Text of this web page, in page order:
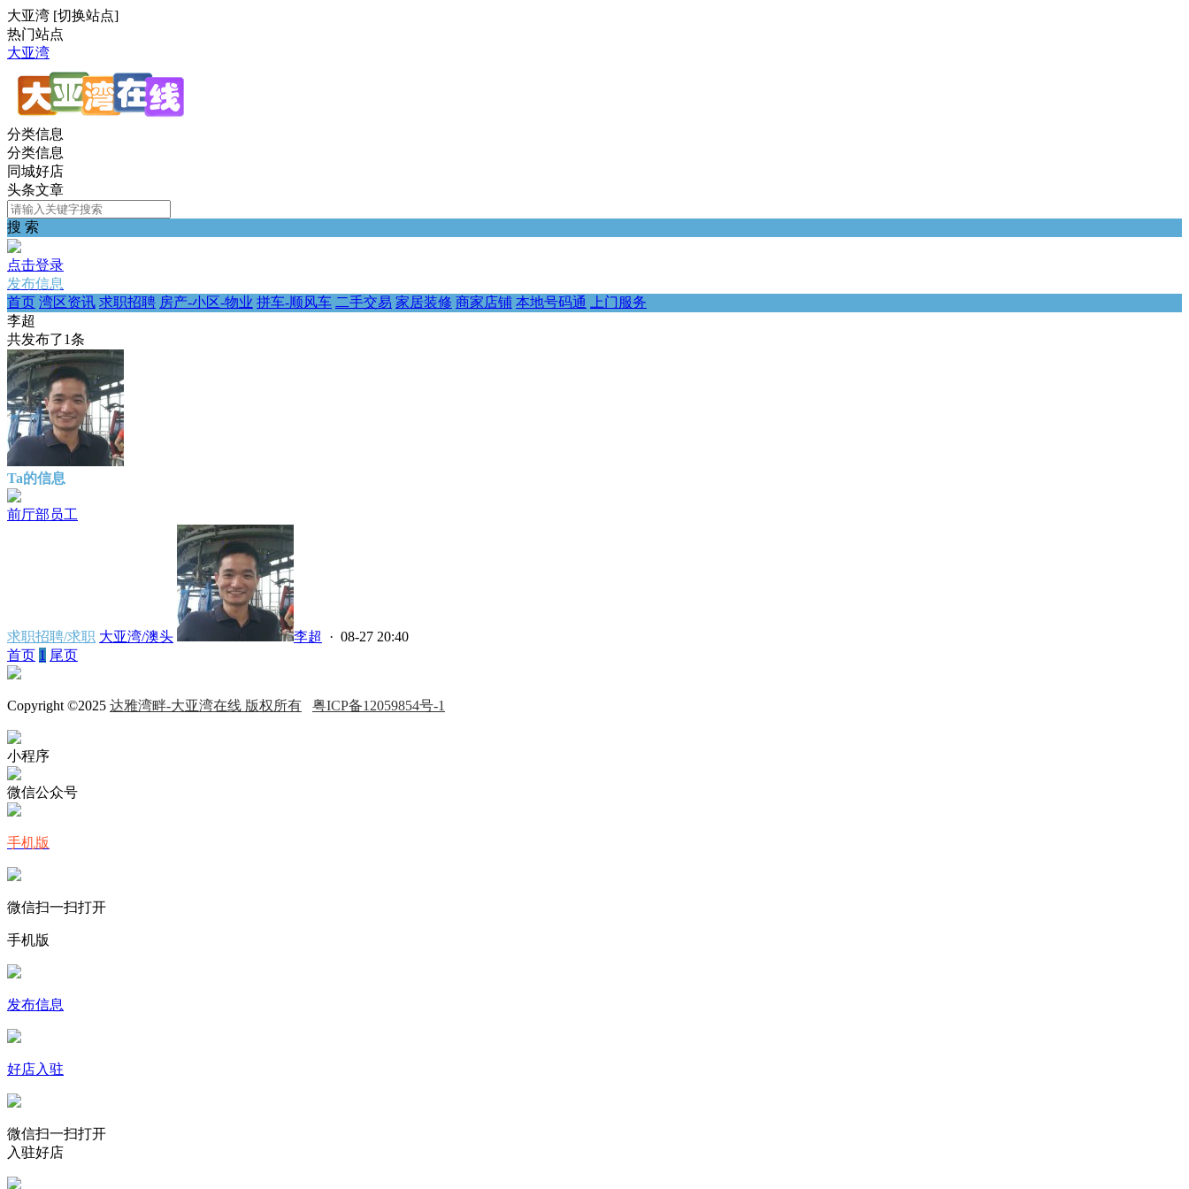
大亚湾 [切换站点]
热门站点
大亚湾
分类信息
分类信息
同城好店
头条文章
搜 索
点击登录
发布信息
首页 湾区资讯 求职招聘 房产-小区-物业 拼车-顺风车 二手交易 家居装修 商家店铺 本地号码通
上门服务
李超
共发布了1条
Ta的信息
前厅部员工
求职招聘/求职 大亚湾/澳头 李超
· 08-27 20:40
首页 1 尾页
Copyright ©2025 达雅湾畔-大亚湾在线 版权所有 粤ICP备12059854号-1
小程序
微信公众号
手机版
微信扫一扫打开
手机版
发布信息
好店入驻
微信扫一扫打开
入驻好店